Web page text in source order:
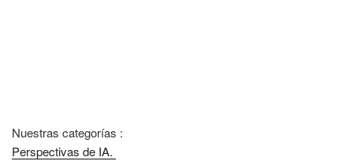
Nuestras categorías :
Perspectivas de IA.